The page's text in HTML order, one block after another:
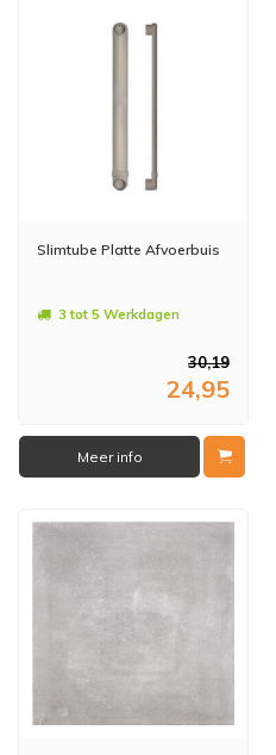
Slimtube Platte Afvoerbuis
3 tot 5 Werkdagen
30,19
24,95
Meer info